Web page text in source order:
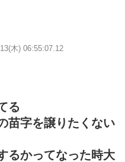
木) 06:55:07.12
る
苗字を譲りたくない
るかってなった時大